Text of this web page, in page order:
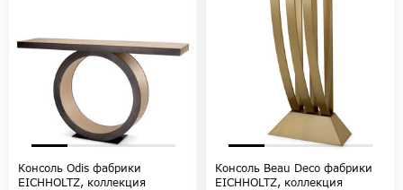
Консоль Odis фабрики
EICHHOLTZ, коллекция
Консоль Beau Deco фабрики
EICHHOLTZ, коллекция